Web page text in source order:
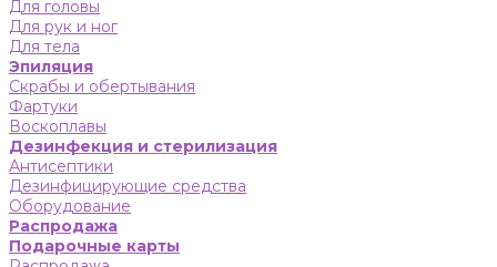
Для головы
Для рук и ног
Для тела
Эпиляция
Скрабы и обертывания
Фартуки
Воскоплавы
Дезинфекция и стерилизация
Антисептики
Дезинфицирующие средства
Оборудование
Распродажа
Подарочные карты